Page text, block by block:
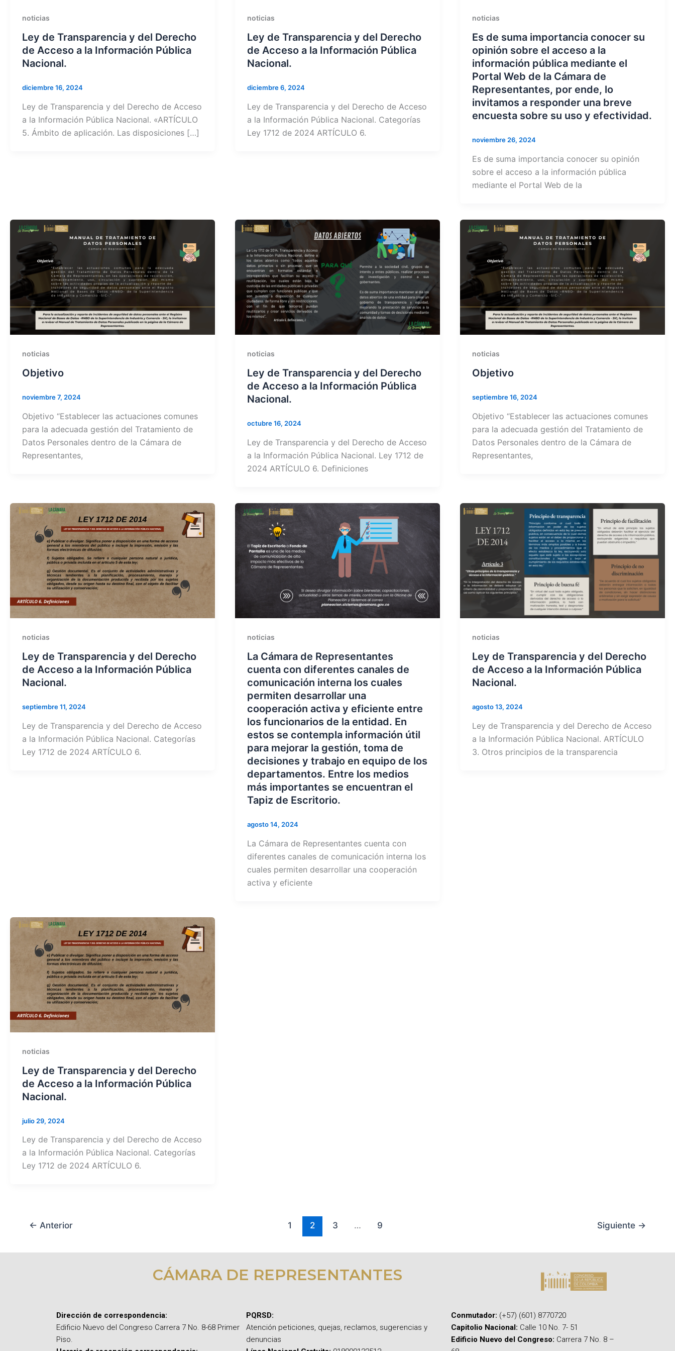
noticias
Ley de Transparencia y del Derecho
de Acceso a la Información Pública
Nacional.
diciembre 16, 2024
Ley de Transparencia y del Derecho de Acceso
a la Información Pública Nacional. «ARTÍCULO
5. Ámbito de aplicación. Las disposiciones […]
noticias
Ley de Transparencia y del Derecho
de Acceso a la Información Pública
Nacional.
diciembre 6, 2024
Ley de Transparencia y del Derecho de Acceso
a la Información Pública Nacional. Categorías
Ley 1712 de 2024 ARTÍCULO 6.
noticias
Es de suma importancia conocer su
opinión sobre el acceso a la
información pública mediante el
Portal Web de la Cámara de
Representantes, por ende, lo
invitamos a responder una breve
encuesta sobre su uso y efectividad.
noviembre 26, 2024
Es de suma importancia conocer su opinión
sobre el acceso a la información pública
mediante el Portal Web de la
noticias
Objetivo
noviembre 7, 2024
Objetivo “Establecer las actuaciones comunes
para la adecuada gestión del Tratamiento de
Datos Personales dentro de la Cámara de
Representantes,
noticias
Ley de Transparencia y del Derecho
de Acceso a la Información Pública
Nacional.
octubre 16, 2024
Ley de Transparencia y del Derecho de Acceso
a la Información Pública Nacional. Ley 1712 de
2024 ARTÍCULO 6. Definiciones
noticias
Objetivo
septiembre 16, 2024
Objetivo “Establecer las actuaciones comunes
para la adecuada gestión del Tratamiento de
Datos Personales dentro de la Cámara de
Representantes,
noticias
Ley de Transparencia y del Derecho
de Acceso a la Información Pública
Nacional.
septiembre 11, 2024
Ley de Transparencia y del Derecho de Acceso
a la Información Pública Nacional. Categorías
Ley 1712 de 2024 ARTÍCULO 6.
noticias
La Cámara de Representantes
cuenta con diferentes canales de
comunicación interna los cuales
permiten desarrollar una
cooperación activa y eficiente entre
los funcionarios de la entidad. En
estos se contempla información útil
para mejorar la gestión, toma de
decisiones y trabajo en equipo de los
departamentos. Entre los medios
más importantes se encuentran el
Tapiz de Escritorio.
agosto 14, 2024
La Cámara de Representantes cuenta con
diferentes canales de comunicación interna los
cuales permiten desarrollar una cooperación
activa y eficiente
noticias
Ley de Transparencia y del Derecho
de Acceso a la Información Pública
Nacional.
agosto 13, 2024
Ley de Transparencia y del Derecho de Acceso
a la Información Pública Nacional. ARTÍCULO
3. Otros principios de la transparencia
noticias
Ley de Transparencia y del Derecho
de Acceso a la Información Pública
Nacional.
julio 29, 2024
Ley de Transparencia y del Derecho de Acceso
a la Información Pública Nacional. Categorías
Ley 1712 de 2024 ARTÍCULO 6.
← Anterior 1 2 3 … 9 Siguiente →
CÁMARA DE REPRESENTANTES
Dirección de correspondencia:
Edificio Nuevo del Congreso Carrera 7 No. 8-68 Primer
Piso.
PQRSD:
Atención peticiones, quejas, reclamos, sugerencias y
denuncias
Conmutador: (+57) (601) 8770720
Capitolio Nacional: Calle 10 No. 7- 51
Edificio Nuevo del Congreso: Carrera 7 No. 8 –